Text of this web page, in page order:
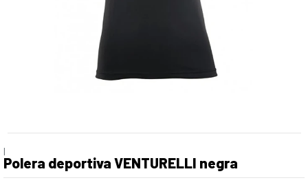
|
Polera deportiva VENTURELLI negra